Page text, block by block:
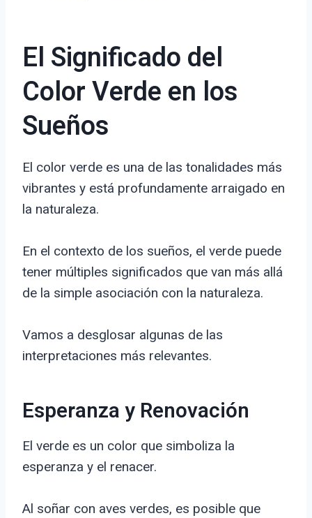
El Significado del
Color Verde en los
Sueños
El color verde es una de las tonalidades más
vibrantes y está profundamente arraigado en
la naturaleza.
En el contexto de los sueños, el verde puede
tener múltiples significados que van más allá
de la simple asociación con la naturaleza.
Vamos a desglosar algunas de las
interpretaciones más relevantes.
Esperanza y Renovación
El verde es un color que simboliza la
esperanza y el renacer.
Al soñar con aves verdes, es posible que